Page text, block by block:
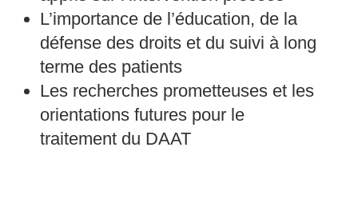
L’importance de l’éducation, de la
défense des droits et du suivi à long
terme des patients
Les recherches prometteuses et les
orientations futures pour le
traitement du DAAT